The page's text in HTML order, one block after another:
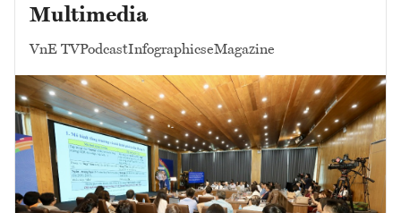
Multimedia
VnE TVPodcastInfographicseMagazine